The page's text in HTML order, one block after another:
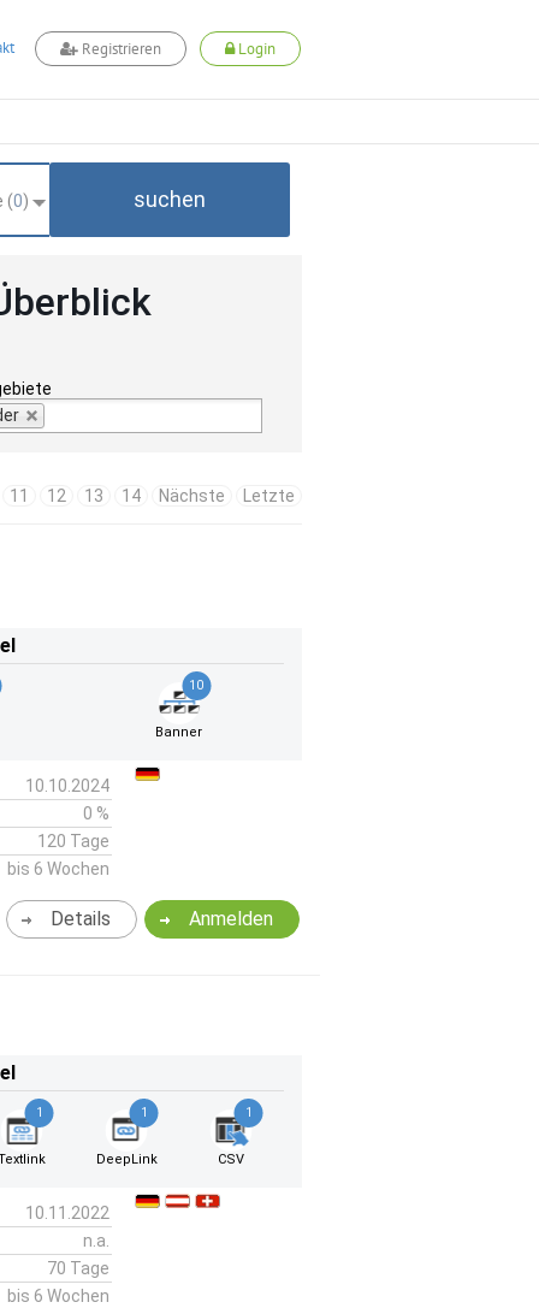
Registrieren Login
(0) suchen
11 12 13 14 Nächste Letzte
10
Banner
10.10.2024
0 %
120 Tage
bis 6 Wochen
Anmelden
Details
1 1
DeepLink
1
CSV
10.11.2022
n.a.
70 Tage
bis 6 Wochen